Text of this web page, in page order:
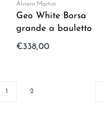
Alviero Martini
Geo White Borsa
grande a bauletto
€338,00
1 2